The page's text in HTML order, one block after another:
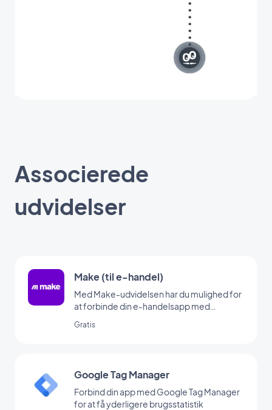
Associerede
udvidelser
Make (til e-handel)
Med Make-udvidelsen har du mulighed for
at forbinde din e-handelsapp med
den perfekte tilføjelse til at sætte
Gratis
Google Tag Manager
Forbind din app med Google Tag Manager
for at få yderligere brugsstatistik